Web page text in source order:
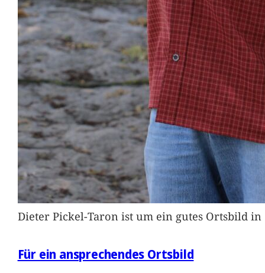
Dieter Pickel-Taron ist um ein gutes Ortsbild
Für ein ansprechendes Ortsbild